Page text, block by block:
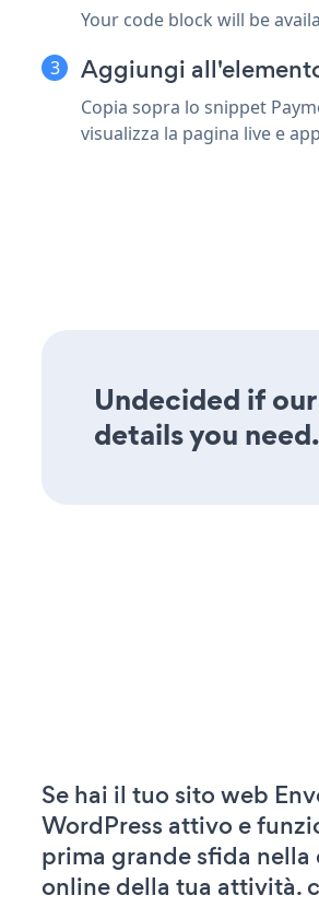
Your code block will be
Aggiungi
Copia sopra lo snippet
visualizza la pagina live e
Undecided if
details you need.
Se hai il tuo sito web
WordPress attivo e
prima grande sfida nella
online della tua attività.